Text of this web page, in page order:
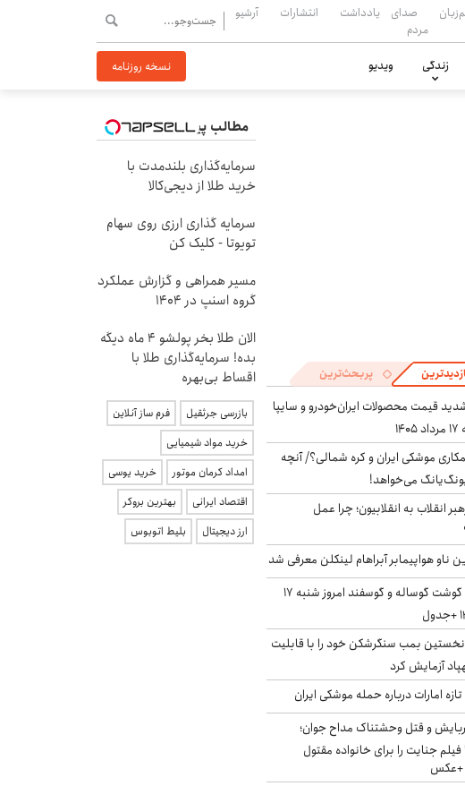
صدای
مردم
یادداشت انتشارات آرشیو
زندگی ویدیو نسخه روزنامه
پربحث‌ترین
قیمت محصولات ایران‌خودرو و سایپا
موشکی ایران و کره شمالی؟/ آنچه
می‌خواهد!
انقلاب به انقلابیون؛ چرا عمل
ناو هواپیمابر آبراهام لینکلن معرفی شد
قیمت گوشت گوساله و گوسفند امروز شنبه ۱۷
نخستین بمب سنگرشکن خود را با قابلیت
آزمایش کرد
امارات درباره حمله موشکی ایران
ربایش و قتل وحشتناک مداح جوان؛
جنایت را برای خانواده مقتول
+عکس
مطالب پیشنهادی
سرمایه‌گذاری بلندمدت با
خرید طلا از دیجی‌کالا
سرمایه گذاری ارزی روی سهام
تویوتا - کلیک کن
مسیر همراهی و گزارش عملکرد
گروه اسنپ در ۱۴۰۴
الان طلا بخر پولشو 4 ماه دیگه
بده! سرمایه‌گذاری طلا با
اقساط بی‌بهره
بازرسی جرثقیل
فرم ساز آنلاین
خرید مواد شیمیایی
امداد کرمان موتور
خرید یوسی
اقتصاد ایرانی
بهترین بروکر
ارز دیجیتال
بلیط اتوبوس